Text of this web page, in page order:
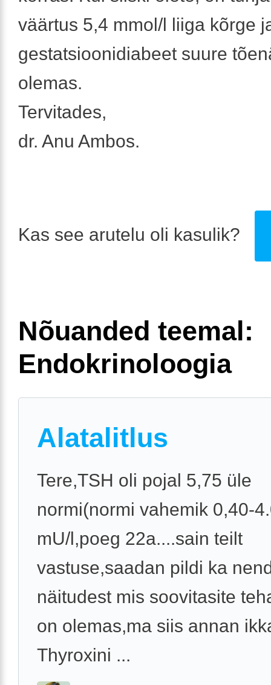
väärtus 5,4 mmol/l liiga kõrge
gestatsioonidiabeet suure
olemas.
Tervitades,
dr. Anu Ambos.
Kas see arutelu oli kasulik?
Nõuanded teemal:
Endokrinoloogia
Alatalitlus
Tere,TSH oli pojal 5,75 üle
normi(normi vahemik 0,40-
mU/l,poeg 22a....sain teilt
vastuse,saadan pildi ka
näitudest mis soovitasite
on olemas,ma siis annan
Thyroxini ...